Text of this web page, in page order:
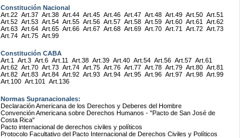
Constitución Nacional
Art.22 Art.37 Art.38 Art.44 Art.45 Art.46 Art.47 Art.48 Art.49 Art.50 Art.51
Art.52 Art.53 Art.54 Art.55 Art.56 Art.57 Art.58 Art.59 Art.60 Art.61
Art.62
Art.63 Art.64 Art.65 Art.66 Art.67 Art.68 Art.69 Art.70 Art.71 Art.72 Art.73
Art.74 Art.75 Art.99
Constitución CABA
Art.1
Art.3 Art.6 Art.11 Art.38 Art.39 Art.40 Art.54 Art.56 Art.57 Art.61
Art.62 Art.70 Art.73 Art.74 Art.75 Art.76 Art.77 Art.78 Art.79 Art.80 Art.81
Art.82 Art.83 Art.84 Art.92 Art.93 Art.94 Art.95 Art.96 Art.97 Art.98 Art.99
Art.100 Art.101 Art.136
Normas Supranacionales:
Declaración Americana de los Derechos y Deberes del Hombre
Convención Americana sobre Derechos Humanos - "Pacto de San José de
Costa Rica"
Pacto internacional de derechos civiles y políticos
Protocolo Facultativo del Pacto Internacional de Derechos Civiles y Políticos